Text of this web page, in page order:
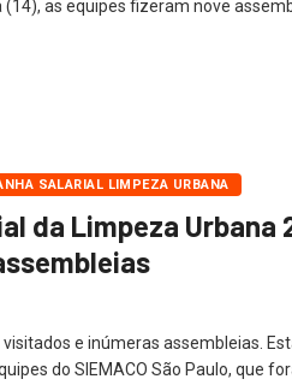
as equipes fizeram nove
SALARIAL LIMPEZA URBANA
da Limpeza Urbana
e inúmeras assembleias.
do SIEMACO São Paulo, que